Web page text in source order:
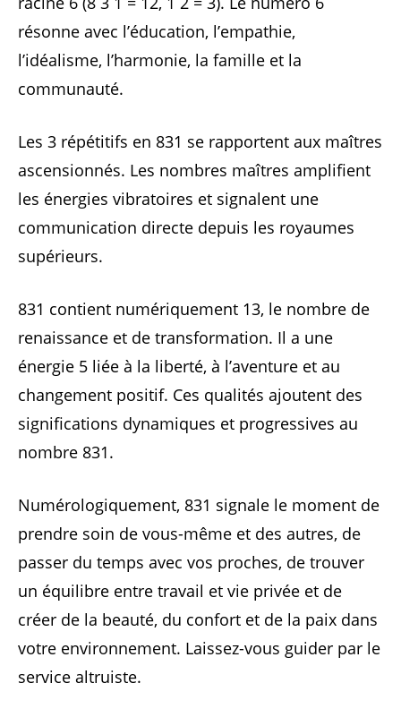
résonne avec l’éducation, l’empathie,
l’idéalisme, l’harmonie, la famille et la
communauté.
Les 3 répétitifs en 831 se rapportent aux maîtres
ascensionnés. Les nombres maîtres amplifient
les énergies vibratoires et signalent une
communication directe depuis les royaumes
supérieurs.
831 contient numériquement 13, le nombre de
renaissance et de transformation. Il a une
énergie 5 liée à la liberté, à l’aventure et au
changement positif. Ces qualités ajoutent des
significations dynamiques et progressives au
nombre 831.
Numérologiquement, 831 signale le moment de
prendre soin de vous-même et des autres, de
passer du temps avec vos proches, de trouver
un équilibre entre travail et vie privée et de
créer de la beauté, du confort et de la paix dans
votre environnement. Laissez-vous guider par le
service altruiste.